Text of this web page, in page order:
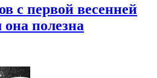
с первой весенней
полезна